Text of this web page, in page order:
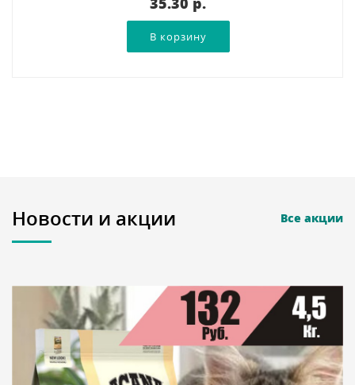
Новости и акции Все акции